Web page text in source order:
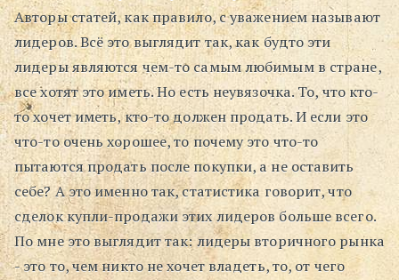
* Хронограф
Арт-Рецензии
* Слушать
* Смотреть
* Читать
* По жизни
Блог
⋅
Поиск
Авторы статей, как правило, с уважением называют
лидеров. Всё это выглядит так, как будто эти
лидеры являются чем-то самым любимым в стране,
все хотят это иметь. Но есть неувязочка. То, что кто-
то хочет иметь, кто-то должен продать. И если это
что-то очень хорошее, то почему это что-то
пытаются продать после покупки, а не оставить
себе? А это именно так, статистика говорит, что
сделок купли-продажи этих лидеров больше всего.
По мне это выглядит так: лидеры вторичного рынка
- это то, чем никто не хочет владеть, то, от чего